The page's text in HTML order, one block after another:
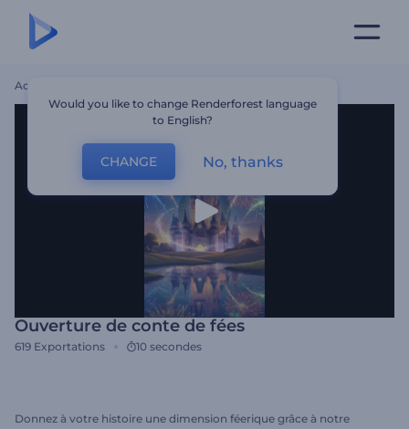
Accueil
Ouverture de conte de fées
619 Exportations 10 secondes
Donnez à votre histoire une dimension féerique grâce à notre
Would you like to change Renderforest language
to English?
CHANGE No, thanks